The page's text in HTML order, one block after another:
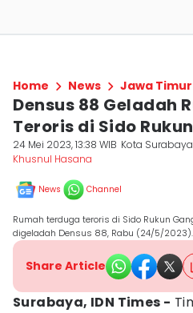
Home News Jawa Timur
Densus 88 Geladah
Teroris di Sido
24 Mei 2023, 13:38 WIB Kota Surabaya
Khusnul Hasana
News Channel
Rumah terduga teroris di Sido Rukun
digeladah Densus 88, Rabu (24/5/
Share Article
Surabaya, IDN Times -